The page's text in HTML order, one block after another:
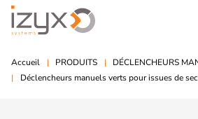
Accueil PRODUITS
DÉCLENCHEURS
Déclencheurs manuels verts pour issues de